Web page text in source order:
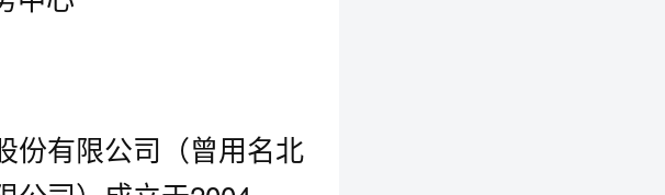
份有限公司（曾用名北